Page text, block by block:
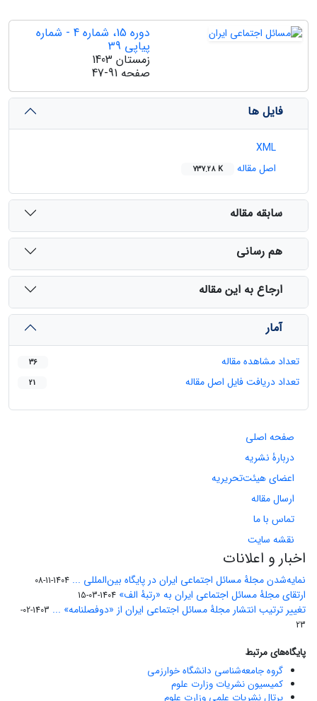
دوره 15، شماره 4 - شماره
پیاپی 39
زمستان 1403
صفحه 47-91
فایل ها
XML
اصل مقاله
737.28 K
سابقه مقاله
هم رسانی
ارجاع به این مقاله
آمار
تعداد مشاهده مقاله 36
تعداد دریافت فایل اصل مقاله 21
صفحه اصلی
دربارۀ نشریه
اعضای هیئت‌تحریریه
ارسال مقاله
تماس با ما
نقشه سایت
اخبار و اعلانات
نمایه‌شدن مجلۀ مسائل اجتماعی ایران در پایگاه بین‌المللی ... 1404-11-08
ارتقای مجلۀ مسائل اجتماعی ایران به «رتبۀ الف» 1404-03-15
تغییر ترتیب انتشار مجلۀ مسائل اجتماعی ایران از «دوفصلنامه» ...
1403-02-
23
پایگاه‌های مرتبط
گروه جامعه‌شناسی دانشگاه خوارزمی
کمیسیون نشریات وزارت علوم
پرتال نشریات علمی وزارت علوم